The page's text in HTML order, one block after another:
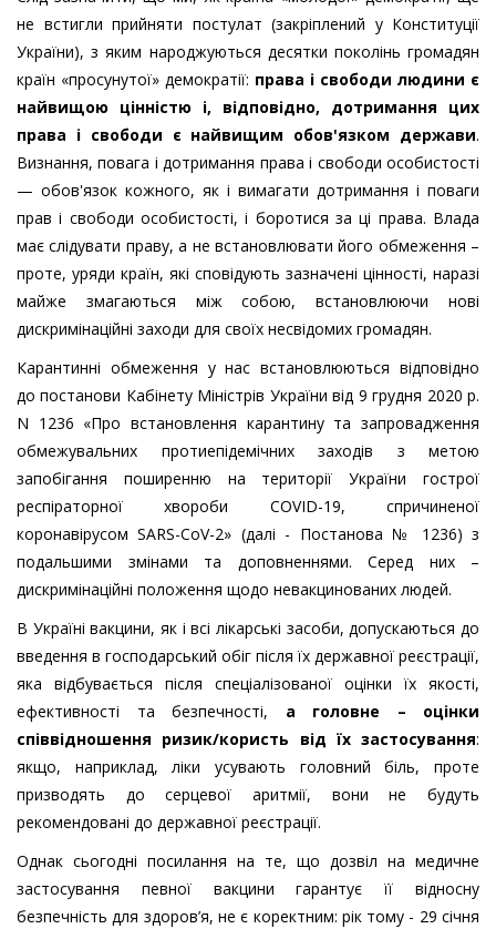
не встигли прийняти постулат (закріплений у Конституції
України), з яким народжуються десятки поколінь громадян
країн «просунутої» демократії: права і свободи людини є
найвищою цінністю і, відповідно, дотримання цих
права і свободи є найвищим обов'язком держави.
Визнання, повага і дотримання права і свободи особистості
— обов'язок кожного, як і вимагати дотримання і поваги
прав і свободи особистості, і боротися за ці права. Влада
має слідувати праву, а не встановлювати його обмеження –
проте, уряди країн, які сповідують зазначені цінності, наразі
майже змагаються між собою, встановлюючи нові
дискримінаційні заходи для своїх несвідомих громадян.
Карантинні обмеження у нас встановлюються відповідно
до постанови Кабінету Міністрів України від 9 грудня 2020 р.
N 1236 «Про встановлення карантину та запровадження
обмежувальних протиепідемічних заходів з метою
запобігання поширенню на території України гострої
респіраторної хвороби COVID-19, спричиненої
коронавірусомSARS-CoV-2» (далі - Постанова № 1236) з
подальшими змінами та доповненнями. Серед них –
дискримінаційні положення щодо невакцинованих людей.
В Україні вакцини, як і всі лікарські засоби, допускаються до
введення в господарський обіг після їх державної реєстрації,
яка відбувається після спеціалізованої оцінки їх якості,
ефективності та безпечності, а головне – оцінки
співвідношення ризик/користь від їх застосування:
якщо, наприклад, ліки усувають головний біль, проте
призводять до серцевої аритмії, вони не будуть
рекомендовані до державної реєстрації.
Однак сьогодні посилання на те, що дозвіл на медичне
застосування певної вакцини гарантує її відносну
безпечність для здоров’я, не є коректним: рік тому - 29 січня